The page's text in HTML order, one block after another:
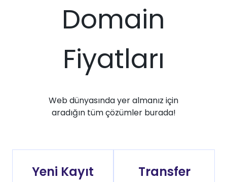
Domain
Fiyatları
Web dünyasında yer almanız için
aradığın tüm çözümler burada!
Yeni Kayıt Transfer